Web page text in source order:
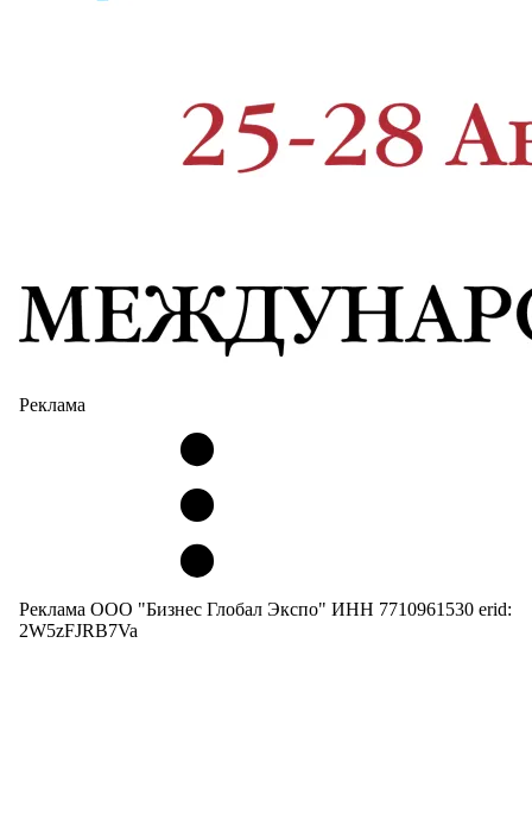
Реклама
Реклама ООО "Бизнес Глобал Экспо" ИНН 7710961530 erid:
2W5zFJRB7Va